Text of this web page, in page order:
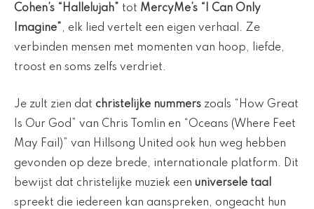
Cohen’s “Hallelujah”
tot MercyMe’s “I Can Only
Imagine” , elk lied vertelt een eigen verhaal. Ze
verbinden mensen met momenten van hoop, liefde,
troost en soms zelfs verdriet.
Je zult zien dat christelijke nummers zoals “How Great
Is Our God” van Chris Tomlin en “Oceans (Where Feet
May Fail)” van Hillsong United ook hun weg hebben
gevonden op deze brede, internationale platform. Dit
bewijst dat christelijke muziek een universele taal
spreekt die iedereen kan aanspreken, ongeacht hun